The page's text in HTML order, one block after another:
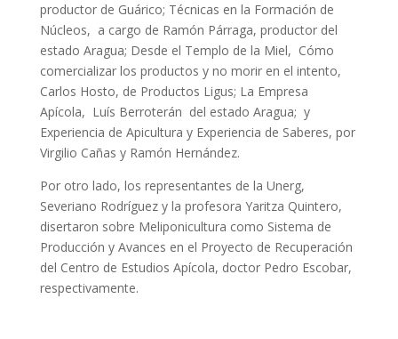
productor de Guárico; Técnicas en la Formación de
Núcleos, a cargo de Ramón Párraga, productor del
estado Aragua; Desde el Templo de la Miel, Cómo
comercializar los productos y no morir en el intento,
Carlos Hosto, de Productos Ligus; La Empresa
Apícola, Luís Berroterán del estado Aragua; y
Experiencia de Apicultura y Experiencia de Saberes, por
Virgilio Cañas y Ramón Hernández.
Por otro lado, los representantes de la Unerg,
Severiano Rodríguez y la profesora Yaritza Quintero,
disertaron sobre Meliponicultura como Sistema de
Producción y Avances en el Proyecto de Recuperación
del Centro de Estudios Apícola, doctor Pedro Escobar,
respectivamente.